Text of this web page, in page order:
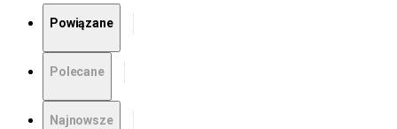
Powiązane
Polecane
Najnowsze